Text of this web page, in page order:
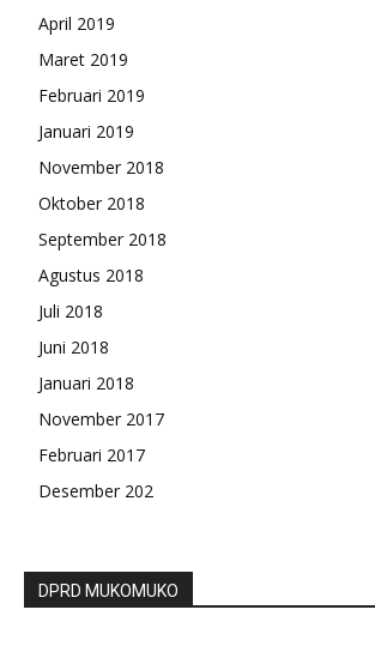
April 2019
Maret 2019
Februari 2019
Januari 2019
November 2018
Oktober 2018
September 2018
Agustus 2018
Juli 2018
Juni 2018
Januari 2018
November 2017
Februari 2017
Desember 202
DPRD MUKOMUKO